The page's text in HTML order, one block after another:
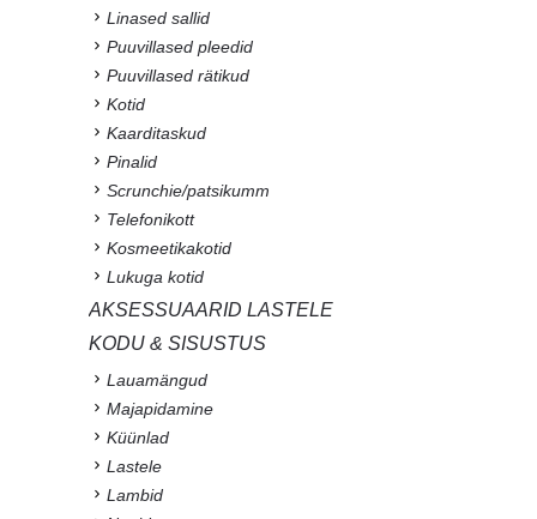
Linased sallid
Puuvillased pleedid
Puuvillased rätikud
Kotid
Kaarditaskud
Pinalid
Scrunchie/patsikumm
Telefonikott
Kosmeetikakotid
Lukuga kotid
AKSESSUAARID LASTELE
KODU & SISUSTUS
Lauamängud
Majapidamine
Küünlad
Lastele
Lambid